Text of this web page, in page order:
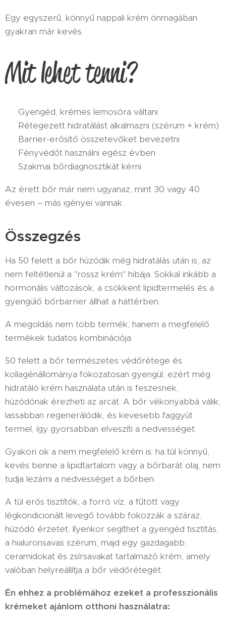
Egy egyszerű, könnyű nappali krém önmagában
gyakran már kevés.
Mit lehet tenni?
✔ Gyengéd, krémes lemosóra váltani
✔ Rétegezett hidratálást alkalmazni (szérum + krém)
✔ Barrier-erősítő összetevőket bevezetni
✔ Fényvédőt használni egész évben
✔ Szakmai bőrdiagnosztikát kérni
Az érett bőr már nem ugyanaz, mint 30 vagy 40
évesen – más igényei vannak.
Összegzés
Ha 50 felett a bőr húzódik még hidratálás után is, az
nem feltétlenül a "rossz krém" hibája. Sokkal inkább a
hormonális változások, a csökkent lipidtermelés és a
gyengülő bőrbarrier állhat a háttérben.
A megoldás nem több termék, hanem a megfelelő
termékek tudatos kombinációja.
50 felett a bőr természetes védőrétege és
kollagénállománya fokozatosan gyengül, ezért még
hidratáló krém használata után is feszesnek,
húzódónak érezheti az arcát. A bőr vékonyabbá válik,
lassabban regenerálódik, és kevesebb faggyút
termel, így gyorsabban elveszíti a nedvességet.
Gyakori ok a nem megfelelő krém is: ha túl könnyű,
kevés benne a lipidtartalom vagy a bőrbarát olaj, nem
tudja lezárni a nedvességet a bőrben.
A túl erős tisztítók, a forró víz, a fűtött vagy
légkondicionált levegő tovább fokozzák a száraz,
húzódó érzetet. Ilyenkor segíthet a gyengéd tisztítás,
a hialuronsavas szérum, majd egy gazdagabb,
ceramidokat és zsírsavakat tartalmazó krém, amely
valóban helyreállítja a bőr védőrétegét.
Én ehhez a problémához ezeket a professzionális
krémeket ajánlom otthoni használatra: